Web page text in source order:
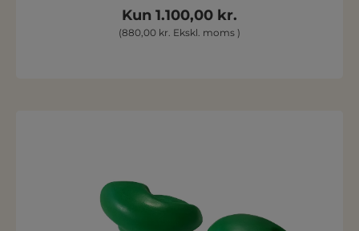
Kun 1.100,00 kr.
(880,00 kr. Ekskl. moms )